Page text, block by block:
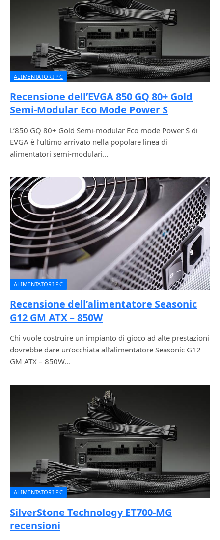
ALIMENTATORI PC
Recensione dell’EVGA 850 GQ 80+ Gold
Semi-Modular Eco Mode Power S
L’850 GQ 80+ Gold Semi-modular Eco mode Power S di
EVGA è l’ultimo arrivato nella popolare linea di
alimentatori semi-modulari…
ALIMENTATORI PC
Recensione dell’alimentatore Seasonic
G12 GM ATX – 850W
Chi vuole costruire un impianto di gioco ad alte prestazioni
dovrebbe dare un’occhiata all’alimentatore Seasonic G12
GM ATX – 850W…
ALIMENTATORI PC
SilverStone Technology ET700-MG
recensioni